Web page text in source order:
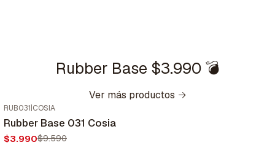
Rubber Base $3.990 💣
Ver más productos
-58%
RUB031 COSIA
Rubber Base 031 Cosia
$3.990$9.590